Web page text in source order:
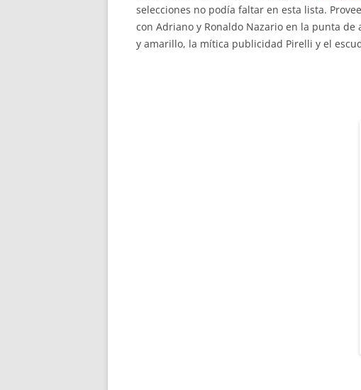
selecciones no podía faltar en esta lista.
con Adriano y Ronaldo Nazario en la punta
y amarillo, la mítica publicidad Pirelli y el